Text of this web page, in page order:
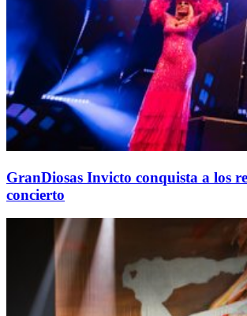
GranDiosas Invicto conquista a los
concierto